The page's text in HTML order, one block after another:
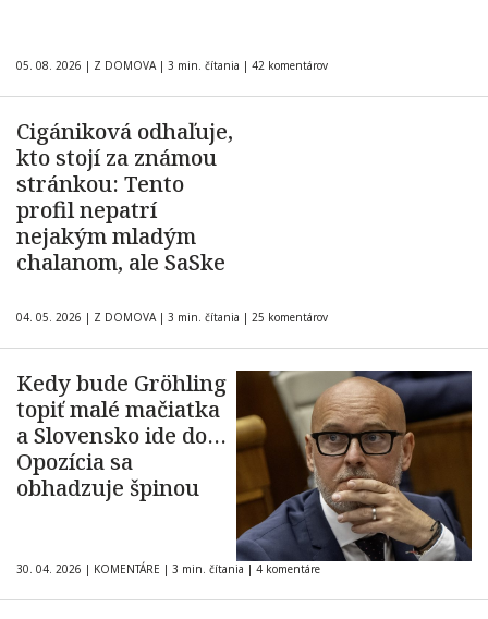
05. 08. 2026 | Z DOMOVA | 3 min. čítania | 42 komentárov
Cigániková odhaľuje,
kto stojí za známou
stránkou: Tento
profil nepatrí
nejakým mladým
chalanom, ale SaSke
04. 05. 2026 | Z DOMOVA | 3 min. čítania | 25 komentárov
Kedy bude Gröhling
topiť malé mačiatka
a Slovensko ide do…
Opozícia sa
obhadzuje špinou
30. 04. 2026 | KOMENTÁRE | 3 min. čítania | 4 komentáre